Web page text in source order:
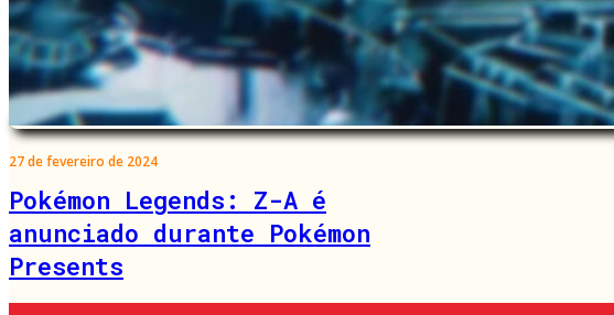
27 de fevereiro de 2024
Pokémon Legends: Z-A é
anunciado durante Pokémon
Presents